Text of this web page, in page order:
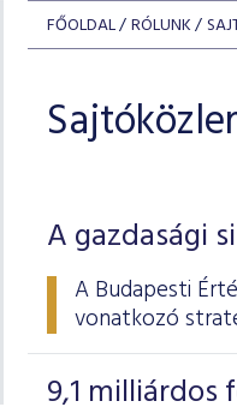
FŐOLDAL RÓLUNK
A gazdasági
A Budapesti
vonatkozó
9,1 milliárdos